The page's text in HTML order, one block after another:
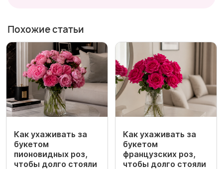
Похожие статьи
Как ухаживать за
букетом
пионовидных роз,
чтобы долго стояли
Как ухаживать за
букетом
французских роз,
чтобы долго стояли